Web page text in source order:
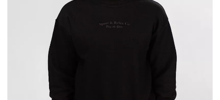
Riñonera & Neceser
Skate, Decks
Ver todos